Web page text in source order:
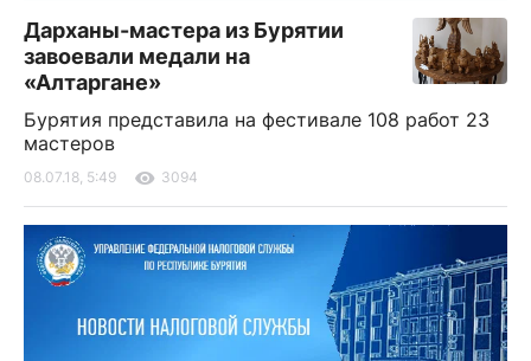
Дарханы-мастера из Бурятии
завоевали медали на
«Алтаргане»
Бурятия представила на фестивале 108 работ 23
мастеров
08.07.18, 5:49 3094